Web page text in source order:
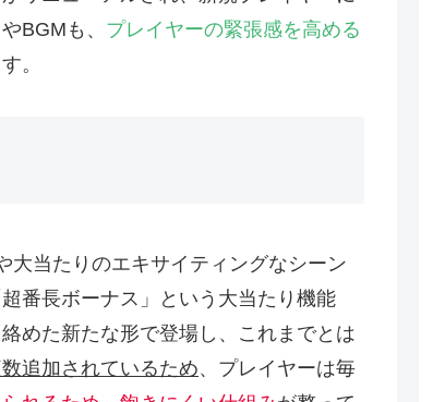
やBGMも、 プレイヤーの緊張感を高める
。
大当たりのエキサイティングなシーン
番長ボーナス」という大当たり機能
めた新たな形で登場し、これまでとは
追加されているため、プレイヤーは毎